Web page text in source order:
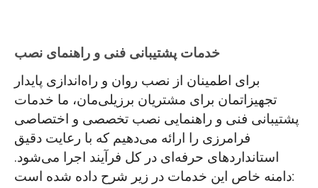
خدمات پشتیبانی فنی و راهنمای نصب
برای اطمینان از نصب روان و راه‌اندازی پایدار
تجهیزاتمان برای مشتریان برزیلی‌مان، ما خدمات
پشتیبانی فنی و راهنمایی نصب تخصصی و اختصاصی
فرامرزی را ارائه می‌دهیم که با رعایت دقیق
استانداردهای حرفه‌ای در کل فرآیند اجرا می‌شود.
دامنه خاص این خدمات در زیر شرح داده شده است: